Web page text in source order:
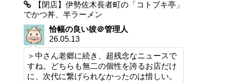
【閉店】伊勢佐木長者町の「コトブキ亭」
でかつ丼、半ラーメン
恰幅の良い彼＠管理人
26.05.13
＞中さん老郷に続き、超残念なニュースで
すね。どちらも無二の個性を誇るお店だけ
に、次代に繋げられなかったのは惜しい。